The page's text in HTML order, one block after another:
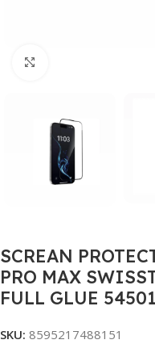
SCREAN
PRO MAX
FULL GLUE
SKU: 8595217488151